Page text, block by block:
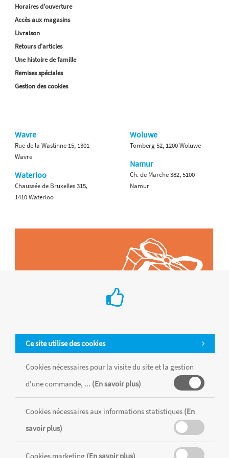
Ce site utilise des cookies
Cookies nécessaires pour la visite du site et la gestion
d'une commande, ... (En savoir plus)
Cookies nécessaires aux informations statistiques (En
savoir plus)
Cookies marketing (En savoir plus)
Horaires d'ouverture
Accès aux magasins
Livraison
Retours d'articles
Une histoire de famille
Remises spéciales
Gestion des cookies
Wavre
Rue de la Wastinne 15, 1301
Wavre
Waterloo
Chaussée de Bruxelles 315,
1410 Waterloo
Woluwe
Tomberg 52, 1200 Woluwe
Namur
Ch. de Marche 382, 5100
Namur
Tous les produits sont vendus dans la limite des stocks disponibles de
chaque magasin, toutes taxes comprises.
MENTIONS LÉGALES CONDITIONS GÉNÉRALES